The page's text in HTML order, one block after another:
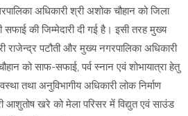
अधिकारी श्री अशोक चौहान को जिला
की जिम्मेदारी दी गई है। इसी तरह मुख्य
राजेन्द्र पटौती और मुख्य नगरपालिका अधिकारी
को साफ-सफाई, पर्व स्नान एवं शोभायात्रा हेतु
तथा अनुविभागीय अधिकारी लोक निर्माण
आशुतोष खरे को मेला परिसर में विद्युत एवं साउंड